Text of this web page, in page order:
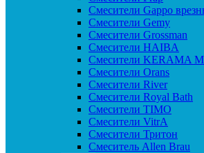
Смесители Gappo
Смесители Gemy
Смесители Grossman
Смесители HAIBA
Смесители KERAMA
Смесители Orans
Смесители River
Смесители Royal Bath
Смесители TIMO
Смесители VitrA
Смесители Тритон
Смеситель Allen Brau